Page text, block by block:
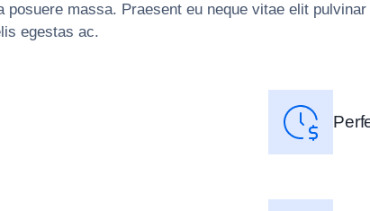
massa. Praesent eu neque vitae elit
egestas ac.